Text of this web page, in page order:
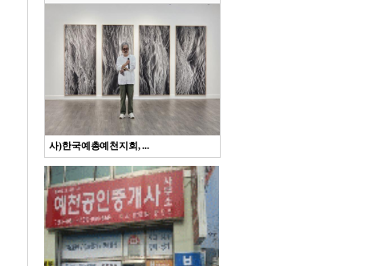
사)한국예총예천지회, ...